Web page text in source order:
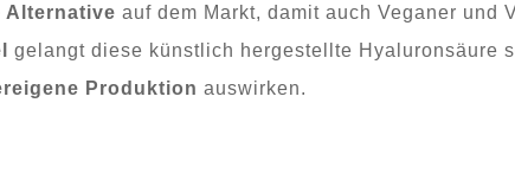
Alternative auf dem Markt, damit auch Veganer und
gelangt diese künstlich hergestellte Hyaluronsäure
Produktion auswirken.